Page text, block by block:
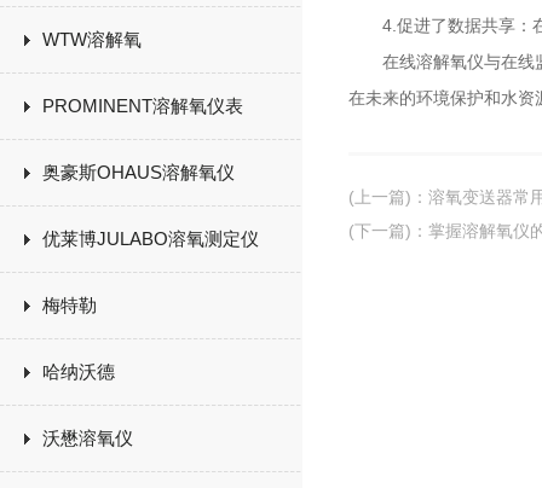
WTW溶解氧
PROMINENT溶解氧仪表
奥豪斯OHAUS溶解氧仪
优莱博JULABO溶氧测定仪
梅特勒
哈纳沃德
沃懋溶氧仪
4.促进了数据共享：在
在线溶解氧仪与在线监
在未来的环境保护和水
(上一篇) ： 溶氧变送器常
(下一篇) ： 掌握溶解氧仪